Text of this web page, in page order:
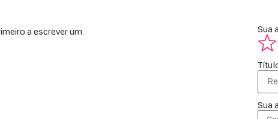
a escrever um. Sua
Sua